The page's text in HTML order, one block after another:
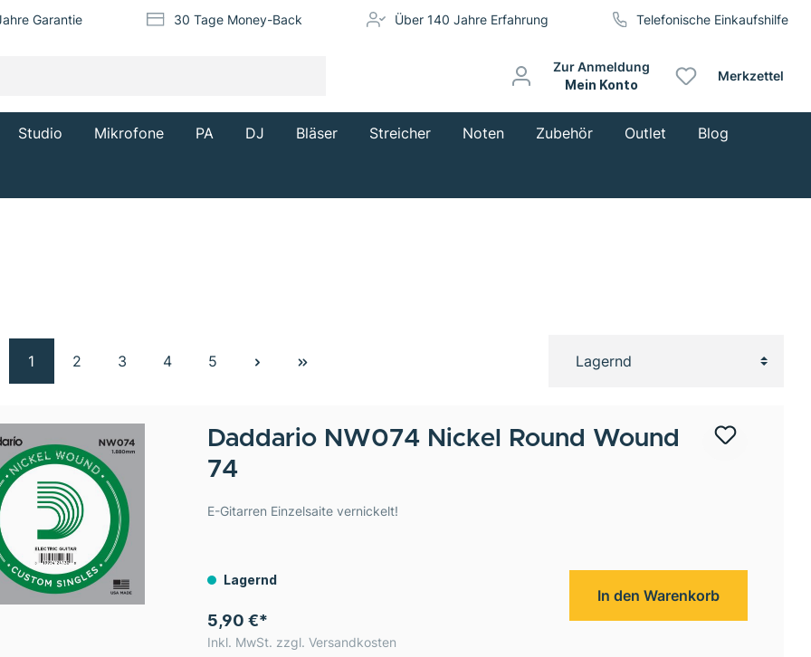
Garantie 30 Tage Money-Back Über 140 Jahre Erfahrung Telefonische Einkaufshilfe
Zur Anmeldung
Mein Konto
Merkzettel
Studio Mikrofone PA DJ Bläser Streicher Noten Zubehör Outlet Blog
1 2 3 4 5
Daddario NW074 Nickel Round Wound
74
E-Gitarren Einzelsaite vernickelt!
Lagernd
5,90 €*
Inkl. MwSt. zzgl. Versandkosten
In den Warenkorb